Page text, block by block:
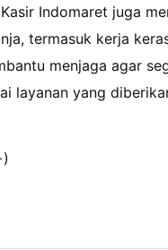
Indomaret juga
termasuk kerja
menjaga agar
layanan yang